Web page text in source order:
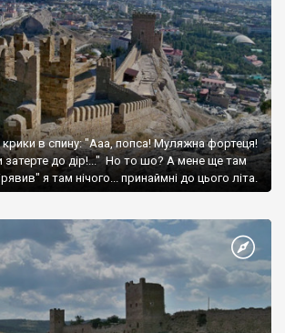
в спину: "Ааа, попса! Муляжна фортеця!
затерте до дір!..." Но то шо? А мене ще там
я там нічого... принаймні до цього літа.